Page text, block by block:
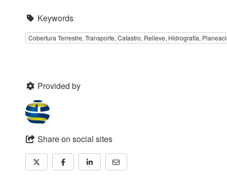
Keywords
Cobertura Terrestre, Transporte, Catastro, Relieve, Hidrografía,
Provided by
Share on social sites